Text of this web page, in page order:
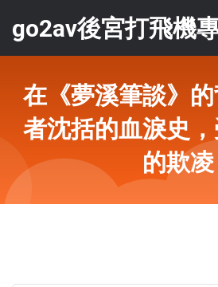
go2av後宮打飛機
在《夢溪筆談》
者沈括的血淚史
的欺凌